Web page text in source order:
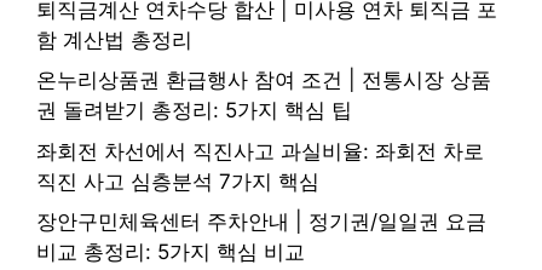
퇴직금계산 연차수당 합산 | 미사용 연차 퇴직금 포
함 계산법 총정리
온누리상품권 환급행사 참여 조건 | 전통시장 상품
권 돌려받기 총정리: 5가지 핵심 팁
좌회전 차선에서 직진사고 과실비율: 좌회전 차로
직진 사고 심층분석 7가지 핵심
장안구민체육센터 주차안내 | 정기권/일일권 요금
비교 총정리: 5가지 핵심 비교